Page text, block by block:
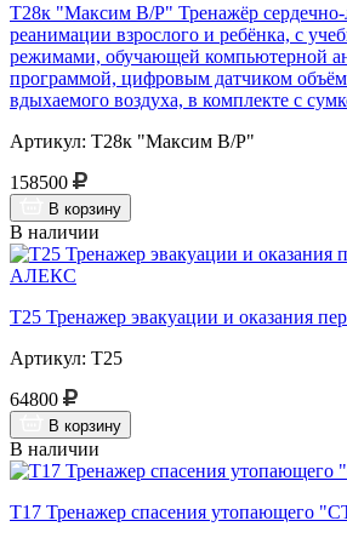
Т28к "Максим В/Р" Тренажёр сердечно-
реанимации взрослого и ребёнка, с
режимами, обучающей компьютерной
программой, цифровым датчиком
вдыхаемого воздуха, в комплекте с
Артикул: Т28к "Максим В/Р"
158500
В корзину
В наличии
Т25 Тренажер эвакуации и оказания
Артикул: Т25
64800
В корзину
В наличии
Т17 Тренажер спасения утопающего